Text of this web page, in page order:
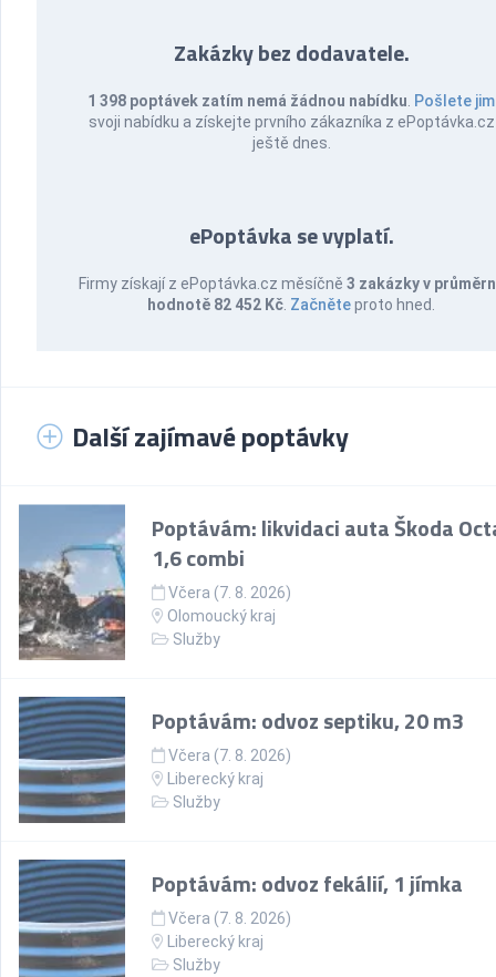
Zakázky bez dodavatele.
1 398 poptávek zatím nemá žádnou nabídku Pošlete jim
svoji nabídku a získejte prvního zákazníka z ePoptávka.cz
ještě dnes.
ePoptávka se vyplatí.
Firmy získají z ePoptávka.cz měsíčně 3 zakázky v
hodnotě 82 452 Kč Začněteproto hned.
Další zajímavé poptávky
Poptávám: likvidaci auta Škoda
1,6 combi
Včera (7. 8. 2026)
Olomoucký kraj
Služby
Poptávám: odvoz septiku, 20 m3
Včera (7. 8. 2026)
Liberecký kraj
Služby
Poptávám: odvoz fekálií, 1 jímka
Včera (7. 8. 2026)
Liberecký kraj
Služby